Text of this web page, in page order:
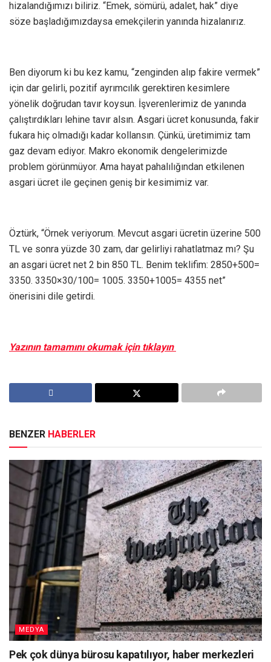
hizalandığımızı biliriz. “Emek, sömürü, adalet, hak” diye
söze başladığımızdaysa emekçilerin yanında hizalanırız.
Ben diyorum ki bu kez kamu, “zenginden alıp fakire vermek”
için dar gelirli, pozitif ayrımcılık gerektiren kesimlere
yönelik doğrudan tavır koysun. İşverenlerimiz de yanında
çalıştırdıkları lehine tavır alsın. Asgari ücret konusunda, fakir
fukara hiç olmadığı kadar kollansın. Çünkü, üretimimiz tam
gaz devam ediyor. Makro ekonomik dengelerimizde
problem görünmüyor. Ama hayat pahalılığından etkilenen
asgari ücret ile geçinen geniş bir kesimimiz var.
Öztürk, “Örnek veriyorum. Mevcut asgari ücretin üzerine 500
TL ve sonra yüzde 30 zam, dar gelirliyi rahatlatmaz mı? Şu
an asgari ücret net 2 bin 850 TL. Benim teklifim: 2850+500=
3350. 3350×30/100= 1005. 3350+1005= 4355 net”
önerisini dile getirdi.
Yazının tamamını okumak için tıklayın
BENZER HABERLER
MEDYA
Pek çok dünya bürosu kapatılıyor, haber merkezleri